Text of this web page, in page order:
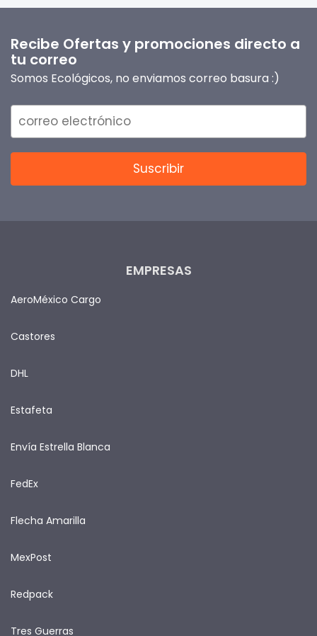
Recibe Ofertas y promociones directo a
tu correo
Somos Ecológicos, no enviamos correo basura :)
EMPRESAS
AeroMéxico Cargo
Castores
DHL
Estafeta
Envía Estrella Blanca
FedEx
Flecha Amarilla
MexPost
Redpack
Tres Guerras